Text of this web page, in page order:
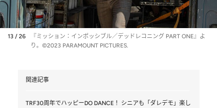
13 / 26
『ミッション：インポッシブル／デッドレコニング PART ONE』よ
り。©2023 PARAMOUNT PICTURES.
関連記事
TRF30周年でハッピーDO DANCE！ シニアも「ダレデモ」楽し